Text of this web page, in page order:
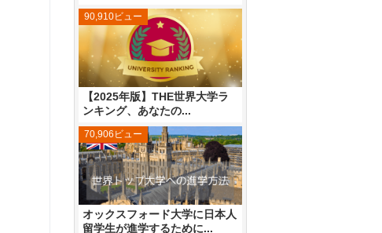
【2025年版】THE世界大学ラ
ンキング、あなたの...
90,910ビュー
オックスフォード大学に日本人
留学生が進学するために...
70,906ビュー